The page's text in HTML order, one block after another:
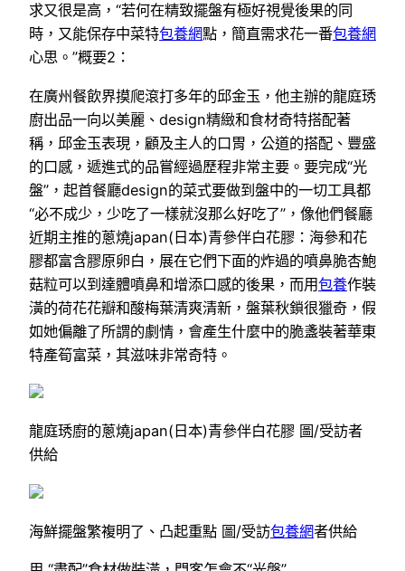
求又很是高，“若何在精致擺盤有極好視覺後果的同
時，又能保存中菜特包養網點，簡直需求花一番包養網
心思。”概要2：
在廣州餐飲界摸爬滾打多年的邱金玉，他主辦的龍庭琇
廚出品一向以美麗、design精緻和食材奇特搭配著
稱，邱金玉表現，顧及主人的口胃，公道的搭配、豐盛
的口感，遞進式的品嘗經過歷程非常主要。要完成“光
盤”，起首餐廳design的菜式要做到盤中的一切工具都
“必不成少，少吃了一樣就沒那么好吃了”，像他們餐廳
近期主推的蔥燒japan(日本)青參伴白花膠：海參和花
膠都富含膠原卵白，展在它們下面的炸過的噴鼻脆杏鮑
菇粒可以到達體噴鼻和增添口感的後果，而用包養作裝
潢的荷花花瓣和酸梅葉清爽清新，盤葉秋鎖很獵奇，假
如她偏離了所謂的劇情，會產生什麼中的脆盞裝著華東
特產筍富菜，其滋味非常奇特。
龍庭琇廚的蔥燒japan(日本)青參伴白花膠 圖/受訪者
供給
海鮮擺盤繁複明了、凸起重點 圖/受訪包養網者供給